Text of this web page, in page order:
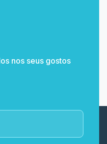
nos seus gostos